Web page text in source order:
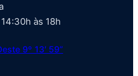
às 18h
9º 13′ 59”